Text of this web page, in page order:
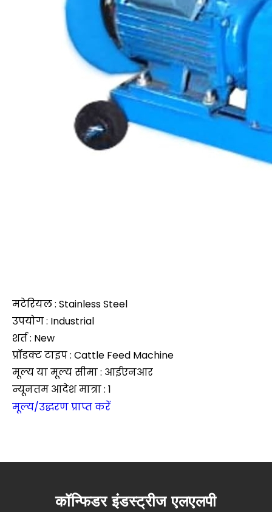
मटेरियल : Stainless Steel
उपयोग : Industrial
शर्त : New
प्रॉडक्ट टाइप : Cattle Feed Machine
मूल्य या मूल्य सीमा : आईएनआर
न्यूनतम आदेश मात्रा : 1
मूल्य/उद्धरण प्राप्त करें
कॉन्फिडर इंडस्ट्रीज एलएलपी